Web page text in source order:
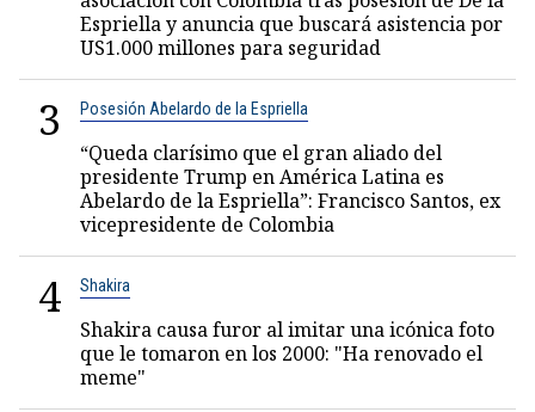
Espriella y anuncia que buscará asistencia por
US1.000 millones para seguridad
3 Posesión Abelardo de la Espriella
“Queda clarísimo que el gran aliado del
presidente Trump en América Latina es
Abelardo de la Espriella”: Francisco Santos, ex
vicepresidente de Colombia
4 Shakira
Shakira causa furor al imitar una icónica foto
que le tomaron en los 2000: "Ha renovado el
meme"